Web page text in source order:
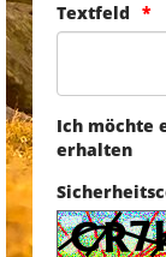
Textfeld
Ich möchte
erhalten